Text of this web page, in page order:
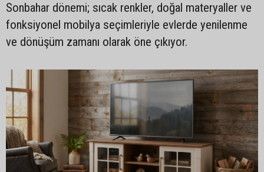
Sonbahar dönemi; sıcak renkler, doğal materyaller ve
fonksiyonel mobilya seçimleriyle evlerde yenilenme
ve dönüşüm zamanı olarak öne çıkıyor.